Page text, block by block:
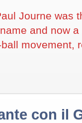
Journe was
and now
movement,
con il